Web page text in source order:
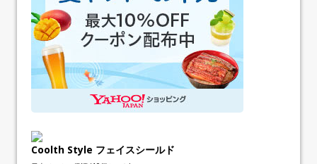
Coolth Style フェイスシールド